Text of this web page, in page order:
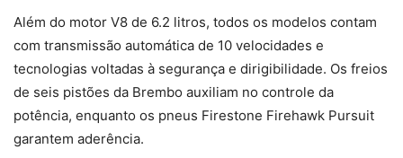
Além do motor V8 de 6.2 litros, todos os modelos contam
com transmissão automática de 10 velocidades e
tecnologias voltadas à segurança e dirigibilidade. Os freios
de seis pistões da Brembo auxiliam no controle da
potência, enquanto os pneus Firestone Firehawk Pursuit
garantem aderência.